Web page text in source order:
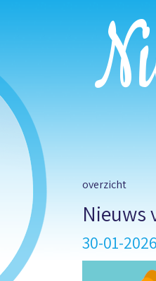
overzicht
Nieuws
30-01-2026